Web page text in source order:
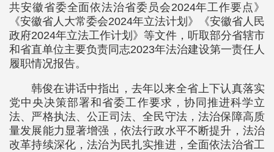
共安徽省委全面依法治省委员会2024年工作要点》
《安徽省人大常委会2024年立法计划》《安徽省人民
政府2024年立法工作计划》等文件，听取部分省辖市
和省直单位主要负责同志2023年法治建设第一责任人
履职情况报告。
韩俊在讲话中指出，去年以来全省上下认真落实
党中央决策部署和省委工作要求，协同推进科学立
法、严格执法、公正司法、全民守法，法治保障高质
量发展能力显著增强，依法行政水平不断提升，法治
改革持续深化，法治为民扎实推进，全面依法治省工